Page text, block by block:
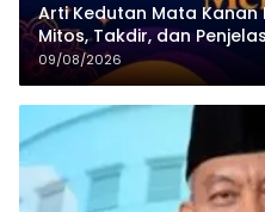
Arti Kedutan Mata Kanan
Mitos, Takdir, dan
09/08/2026